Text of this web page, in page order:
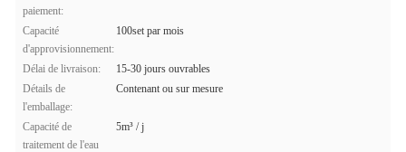
paiement:
Capacité
d'approvisionnement:
100set par mois
Délai de livraison:
15-30 jours ouvrables
Détails de
l'emballage:
Contenant ou sur mesure
Capacité de
traitement de l'eau
5m³ / j